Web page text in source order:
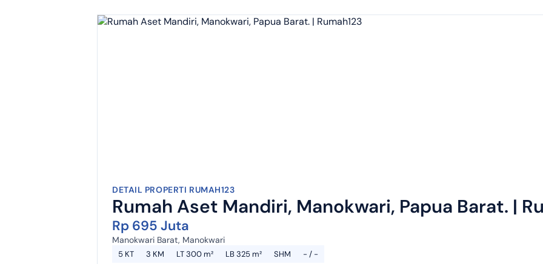
DETAIL PROPERTI RUMAH123
Rumah Aset Mandiri, Manokwari, Papua Barat. |
Rp 695 Juta
Manokwari Barat, Manokwari
5 KT 3 KM LT 300 m² LB 325 m² SHM - / -